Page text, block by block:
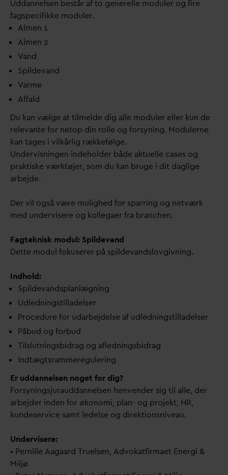
Uddannelsen består af to generelle moduler og fire
fagspecifikke moduler.
Almen 1
Almen 2
Vand
Spildevand
Varme
Affald
Du kan vælge at tilmelde dig alle moduler eller kun de
relevante for netop din rolle og forsyning. Modulerne
kan tages i vilkårlig rækkefølge.
Undervisningen indeholder både aktuelle cases og
praktiske værktøjer, som du kan bruge i dit daglige
arbejde.
Der vil også være mulighed for sparring og netværk
med undervisere og kollegaer fra branchen.
Fagteknisk modul: Spildevand
Dette modul fokuserer på spildevandslovgivning.
Indhold:
Spildevandsplanlægning
Udledningstilladelser
Procedure for udarbejdelse af udledningstilladelser
Påbud og forbud
Tilslutningsbidrag og afledningsbidrag
Indtægtsrammeregulering
Er uddannelsen noget for dig?
Forsyningsjurauddannelsen henvender sig til alle, der
arbejder inden for økonomi, plan- og projekt, HR,
kundeservice samt ledelse og direktionsniveau.
Undervisere:
• Pernille Aagaard Truelsen, Advokatfirmaet Energi &
Miljø